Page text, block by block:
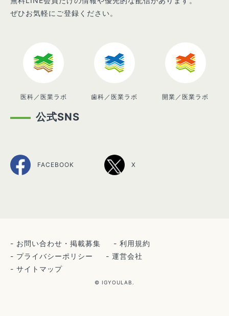
ぜひお気軽にご登録ください。
医科／医業ラボ 歯科／医業ラボ 開業／医業ラボ
公式SNS
FACEBOOK X
お問い合わせ・掲載募集
利用規約
プライバシーポリシー
運営会社
サイトマップ
© IGYOULAB.